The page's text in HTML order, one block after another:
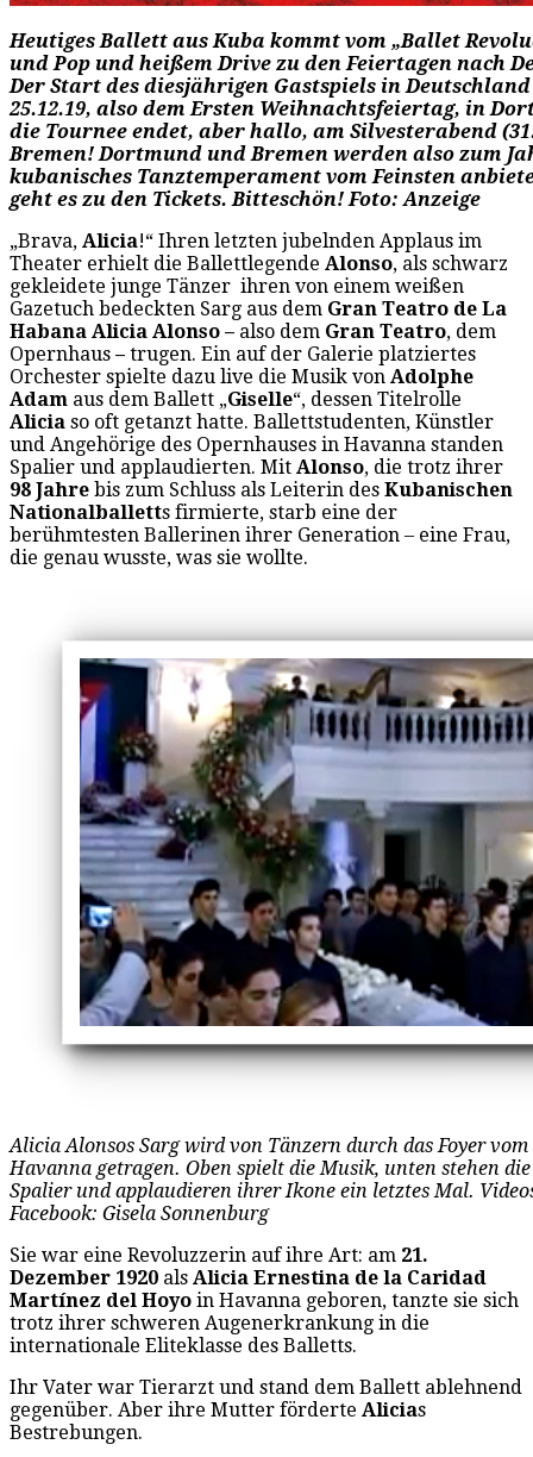
Heutiges Ballett aus Kuba kommt vom „Ballet
und Pop und heißem Drive zu den Feiertagen nach
Der Start des diesjährigen Gastspiels in
25.12.19, also dem Ersten Weihnachtsfeiertag, in
die Tournee endet, aber hallo, am Silvesterabend
Bremen! Dortmund und Bremen werden also zum
kubanisches Tanztemperament vom Feinsten
geht es zu den Tickets. Bitteschön! Foto: Anzeige
„Brava, Alicia!“ Ihren letzten jubelnden Applaus im
Theater erhielt die Ballettlegende Alonso, als schwarz
gekleidete junge Tänzer ihren von einem weißen
Gazetuch bedeckten Sarg aus dem Gran Teatro de La
Habana Alicia Alonso – also dem Gran Teatro, dem
Opernhaus – trugen. Ein auf der Galerie platziertes
Orchester spielte dazu live die Musik von Adolphe
Adam aus dem Ballett „Giselle“, dessen Titelrolle
Alicia so oft getanzt hatte. Ballettstudenten, Künstler
und Angehörige des Opernhauses in Havanna standen
Spalier und applaudierten. Mit Alonso, die trotz ihrer
98 Jahre bis zum Schluss als Leiterin des Kubanischen
Nationalballetts firmierte, starb eine der
berühmtesten Ballerinen ihrer Generation – eine Frau,
die genau wusste, was sie wollte.
Alicia Alonsos Sarg wird von Tänzern durch das Foyer
Havanna getragen. Oben spielt die Musik, unten stehen
Spalier und applaudieren ihrer Ikone ein letztes Mal.
Facebook: Gisela Sonnenburg
Sie war eine Revoluzzerin auf ihre Art: am 21.
Dezember 1920 als Alicia Ernestina de la Caridad
Martínez del Hoyo in Havanna geboren, tanzte sie sich
trotz ihrer schweren Augenerkrankung in die
internationale Eliteklasse des Balletts.
Ihr Vater war Tierarzt und stand dem Ballett ablehnend
gegenüber. Aber ihre Mutter förderte Alicias
Bestrebungen.